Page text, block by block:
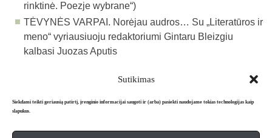
Sutikimas
Siekdami teikti geriausią patirtį, įrenginio informacijai saugoti ir (arba) pasiekti naudojame tokias technologijas kaip
slapukus.
rinktinė. Poezje wybrane“)
TĖVYNĖS VARPAI. Norėjau audros… Su „Literatūros ir
meno“ vyriausiuoju redaktoriumi Gintaru Bleizgiu
kalbasi Juozas Aputis